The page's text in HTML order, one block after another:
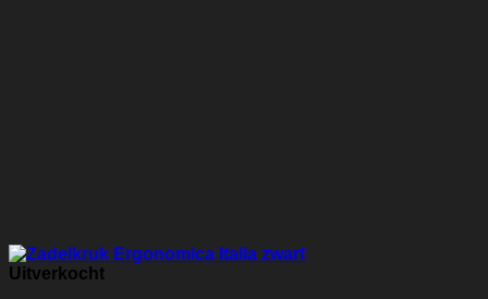
Uitverkocht